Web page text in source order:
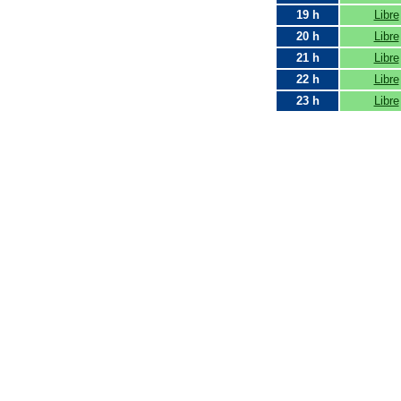
19 h
Libre
20 h
Libre
21 h
Libre
22 h
Libre
23 h
Libre